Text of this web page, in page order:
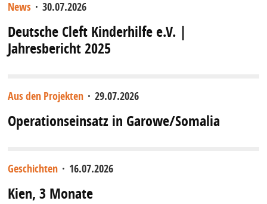
News · 30.07.2026
Deutsche Cleft Kinderhilfe e.V. |
Jahresbericht 2025
Aus den Projekten · 29.07.2026
Operationseinsatz in Garowe/Somalia
Geschichten · 16.07.2026
Kien, 3 Monate